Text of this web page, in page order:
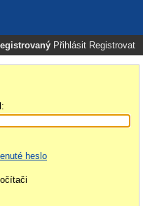
Přihlásit Registrovat
heslo